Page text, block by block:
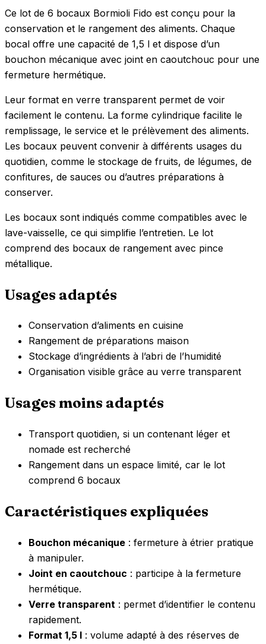
Ce lot de 6 bocaux Bormioli Fido est conçu pour la
conservation et le rangement des aliments. Chaque
bocal offre une capacité de 1,5 l et dispose d’un
bouchon mécanique avec joint en caoutchouc pour une
fermeture hermétique.
Leur format en verre transparent permet de voir
facilement le contenu. La forme cylindrique facilite le
remplissage, le service et le prélèvement des aliments.
Les bocaux peuvent convenir à différents usages du
quotidien, comme le stockage de fruits, de légumes, de
confitures, de sauces ou d’autres préparations à
conserver.
Les bocaux sont indiqués comme compatibles avec le
lave-vaisselle, ce qui simplifie l’entretien. Le lot
comprend des bocaux de rangement avec pince
métallique.
Usages adaptés
Conservation d’aliments en cuisine
Rangement de préparations maison
Stockage d’ingrédients à l’abri de l’humidité
Organisation visible grâce au verre transparent
Usages moins adaptés
Transport quotidien, si un contenant léger et
nomade est recherché
Rangement dans un espace limité, car le lot
comprend 6 bocaux
Caractéristiques expliquées
Bouchon mécanique : fermeture à étrier pratique
à manipuler.
Joint en caoutchouc : participe à la fermeture
hermétique.
Verre transparent : permet d’identifier le contenu
rapidement.
Format 1,5 l : volume adapté à des réserves de